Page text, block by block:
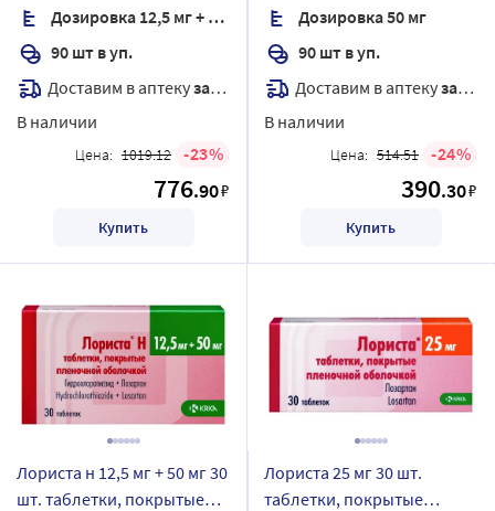
Дозировка 12,5 мг + 50 мг
90 шт в уп.
Доставим в аптекузавтра
В наличии
Цена: 1019.12 23
776.90₽
Купить
Дозировка 50 мг
90 шт в уп.
Доставим в аптекузавтра
В наличии
Цена: 514.51 24
390.30₽
Купить
Лориста н 12,5 мг + 50 мг 30
шт. таблетки, покрытые
Лориста 25 мг 30 шт.
таблетки, покрытые